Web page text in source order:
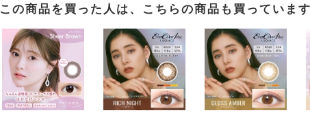
この商品を買った人は、こちらの商品も買っていま